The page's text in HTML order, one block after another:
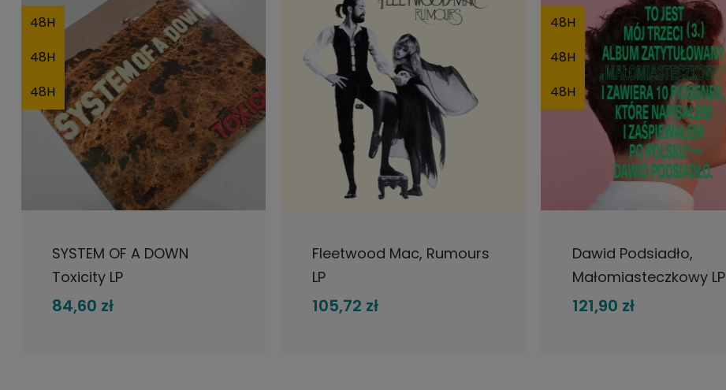
SYSTEM OF A DOWN
Toxicity LP
84,60 zł
DO KOSZYKA
48H
48H
48H
Fleetwood Mac, Rumours
LP
105,72 zł
DO KOSZYKA
Dawid Podsiadło,
Małomiasteczkowy LP
Nowa, biała płyta
121,90 zł
DO KOSZYKA
48H
48H
48H